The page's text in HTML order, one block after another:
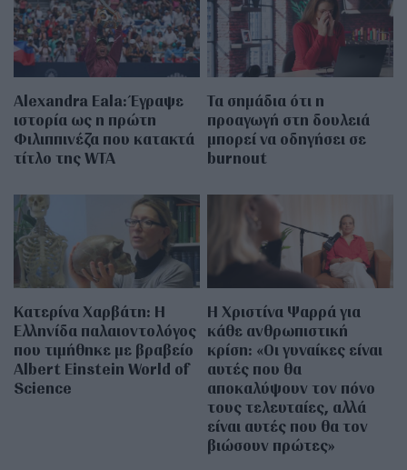
Alexandra Eala: Έγραψε
ιστορία ως η πρώτη
Φιλιππινέζα που κατακτά
τίτλο της WTA
Τα σημάδια ότι η
προαγωγή στη δουλειά
μπορεί να οδηγήσει σε
burnout
Κατερίνα Χαρβάτη: H
Ελληνίδα παλαιοντολόγος
που τιμήθηκε με βραβείο
Albert Einstein World of
Science
H Χριστίνα Ψαρρά για
κάθε ανθρωπιστική
κρίση: «Οι γυναίκες είναι
αυτές που θα
αποκαλύψουν τον πόνο
τους τελευταίες, αλλά
είναι αυτές που θα τον
βιώσουν πρώτες»